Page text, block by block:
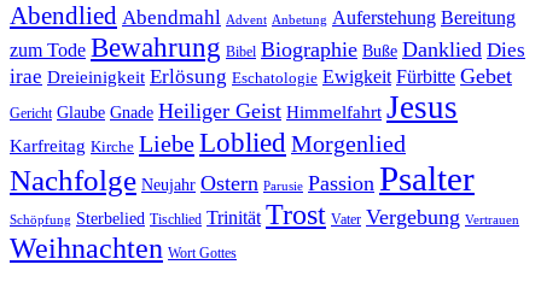
Abendlied Abendmahl Advent Anbetung Auferstehung Bereitung
zum Tode Bewahrung Bibel Biographie Buße Danklied Dies
irae Dreieinigkeit Erlösung Eschatologie Ewigkeit Fürbitte Gebet
Gericht Glaube Gnade Heiliger Geist Himmelfahrt Jesus
Karfreitag Kirche LiebeLobliedMorgenlied
Nachfolge Neujahr Ostern Parusie Passion Psalter
Schöpfung Sterbelied Tischlied Trinität Trost Vater Vergebung Vertrauen
Weihnachten Wort Gottes